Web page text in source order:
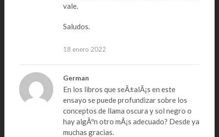
vale.
Saludos.
18 enero 2022
German
En los libros que seÃ±alÃ¡s en este
ensayo se puede profundizar sobre los
conceptos de llama oscura y sol negro o
hay algÃºn otro mÃ¡s adecuado? Desde ya
muchas gracias.